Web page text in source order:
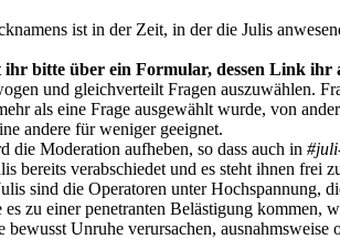
ist in der Zeit, in der die Julis
ihr bitte über ein Formular, dessen Link ihr
und gleichverteilt Fragen auszuwählen.
als eine Frage ausgewählt wurde, von
andere für weniger geeignet.
die Moderation aufheben, so dass auch in
bereits verabschiedet und es steht ihnen frei
sind die Operatoren unter Hochspannung,
zu einer penetranten Belästigung kommen,
bewusst Unruhe verursachen,